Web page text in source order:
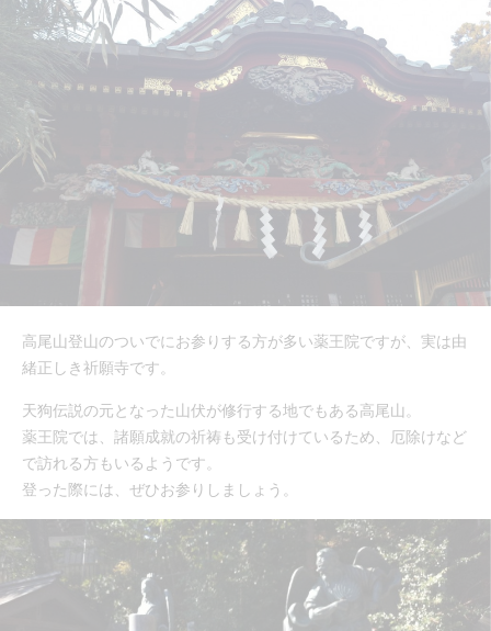
高尾山登山のついでにお参りする方が多い薬王院ですが、実は由
緒正しき祈願寺です。
天狗伝説の元となった山伏が修行する地でもある高尾山。
薬王院では、諸願成就の祈祷も受け付けているため、厄除けなど
で訪れる方もいるようです。
登った際には、ぜひお参りしましょう。